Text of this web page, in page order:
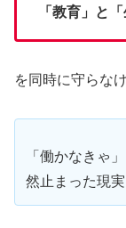
「教育」と「
を同時に守らな
「働かなきゃ
然止まった現